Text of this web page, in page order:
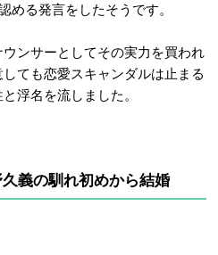
める発言をしたそうです。
ンサーとしてその実力を買われ
ても恋愛スキャンダルは止まる
浮名を流しました。
義の馴れ初めから結婚